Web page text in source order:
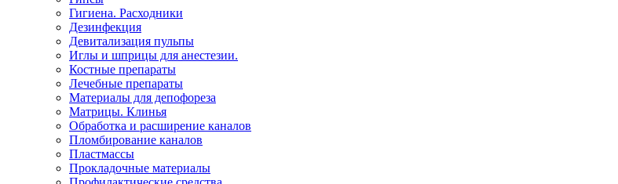
Гигиена. Расходники
Дезинфекция
Девитализация пульпы
Иглы и шприцы для анестезии.
Костные препараты
Лечебные препараты
Материалы для депофореза
Матрицы. Клинья
Обработка и расширение каналов
Пломбирование каналов
Пластмассы
Прокладочные материалы